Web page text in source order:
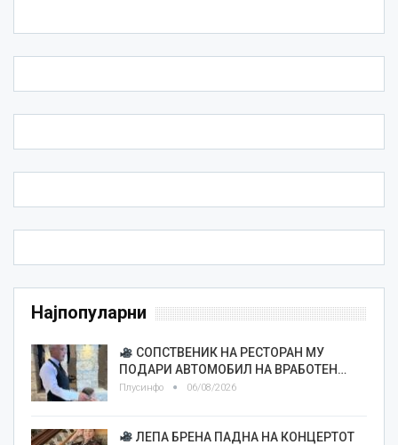
Најпопуларни
СОПСТВЕНИК НА РЕСТОРАН МУ
ПОДАРИ АВТОМОБИЛ НА ВРАБОТЕН…
Плусинфо 06/08/2026
ЛЕПА БРЕНА ПАДНА НА КОНЦЕРТОТ